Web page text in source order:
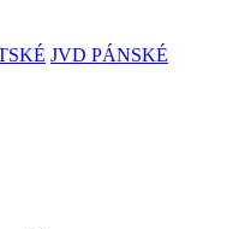
JVD PÁNSKÉ